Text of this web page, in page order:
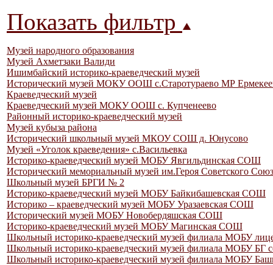
Показать фильтр
Музей народного образования
Музей Ахметзаки Валиди
Ишимбайский историко-краеведческий музей
Исторический музей МОКУ ООШ с.Старотураево МР
Краеведческий музей
Краеведческий музей МОКУ ООШ с. Купченеево
Районный историко-краеведческий музей
Музей кубыза района
Исторический школьный музей МКОУ СОШ д. Юнусово
Музей «Уголок краеведения» с.Васильевка
Историко-краеведческий музей МОБУ Явгильдинская СОШ
Исторический мемориальный музей им.Героя Советского
Школьный музей БРГИ № 2
Историко-краеведческий музей МОБУ Байкибашевская СОШ
Историко – краеведческий музей МОБУ Уразаевская СОШ
Исторический музей МОБУ Новобердяшская СОШ
Историко-краеведческий музей МОБУ Магинская СОШ
Школьный историко-краеведческий музей филиала МОБУ
Школьный историко-краеведческий музей филиала МОБУ
Школьный историко-краеведческий музей филиала МОБУ